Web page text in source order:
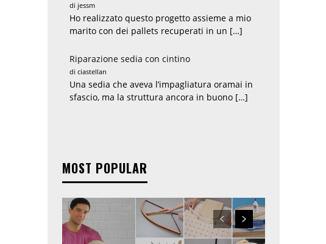
di jessm
Ho realizzato questo progetto assieme a mio
marito con dei pallets recuperati in un […]
Riparazione sedia con cintino
di ciastellan
Una sedia che aveva l’impagliatura oramai in
sfascio, ma la struttura ancora in buono […]
MOST POPULAR